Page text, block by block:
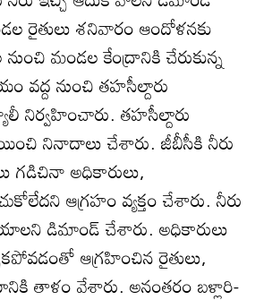
రైతులు శనివారం ఆందోళనకు
మండల కేంద్రానికి చేరుకున్న
వద్ద నుంచి తహసీల్దారు
నిర్వహించారు. తహసీల్దారు
నినాదాలు చేశారు. జీబీసీకి నీరు
గడిచినా అధికారులు,
ఆగ్రహం వ్యక్తం చేశారు. నీరు
డిమాండ్‌ చేశారు. అధికారులు
ఆగ్రహించిన రైతులు,
తాళం వేశారు. అనంతరం బళ్లారి-